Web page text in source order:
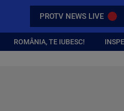
PROTV NEWS LIVE
ROMÂNIA, TE IUBESC!